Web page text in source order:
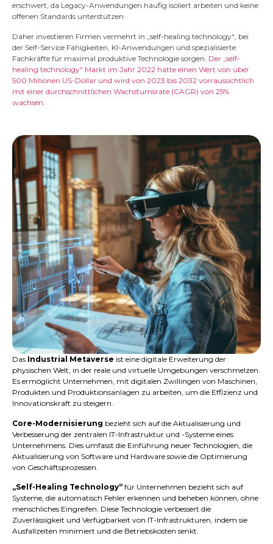
erschwert, da Legacy-Anwendungen häufig isoliert arbeiten und keine
offenen Standards unterstützen.
Daher investieren Firmen vermehrt in „self-healing technology“, bei
der Self-Service Fähigkeiten, KI-Anwendungen und spezialisierte
Fachkräfte für maximal produktive Technologie sorgen. Der „self-
healing technology“ Markt im Jahr 2022 hatte einen Wert von über
500 Millionen US-Dollar und wird von 2023 bis 2032 vorraussichtlich
mit einer durchschnittlichen Wachstumsrate (CAGR) von 25%
wachsen.
Das Industrial Metaverse ist eine digitale Erweiterung der
physischen Welt, in der reale und virtuelle Umgebungen verschmelzen.
Es ermöglicht Unternehmen, mit digitalen Zwillingen von Maschinen,
Produkten und Produktionsanlagen zu arbeiten, um die Effizienz und
Innovationskraft zu steigern.
Core-Modernisierung bezieht sich auf die Aktualisierung und
Verbesserung der zentralen IT-Infrastruktur und -Systeme eines
Unternehmens. Dies umfasst die Einführung neuer Technologien, die
Aktualisierung von Software und Hardware sowie die Optimierung
von Geschäftsprozessen.
„Self-Healing Technology“ für Unternehmen bezieht sich auf
Systeme, die automatisch Fehler erkennen und beheben können, ohne
menschliches Eingreifen. Diese Technologie verbessert die
Zuverlässigkeit und Verfügbarkeit von IT-Infrastrukturen, indem sie
Ausfallzeiten minimiert und die Betriebskosten senkt.